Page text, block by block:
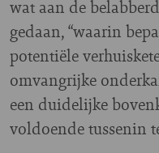
wat aan de
gedaan, “waarin
potentiële
omvangrijke
een duidelijke
voldoende tussenin